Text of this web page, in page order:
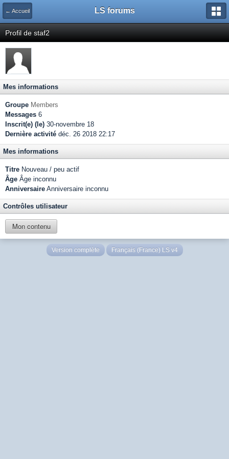
← Accueil LS forums
Profil de staf2
Mes informations
Groupe Members
Messages 6
Inscrit(e) (le) 30-novembre 18
Dernière activité déc. 26 2018 22:17
Mes informations
Titre Nouveau / peu actif
Âge Âge inconnu
Anniversaire Anniversaire inconnu
Contrôles utilisateur
Mon contenu
Version complète Français (France) LS v4